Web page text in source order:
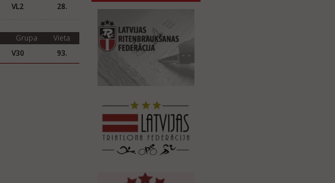
VL2 28.
Grupa
Vieta
V30 93.